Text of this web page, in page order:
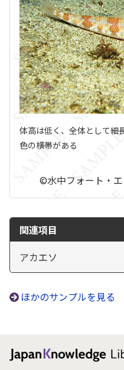
体高は低く、全体として細
色の横帯がある
©水中フォート・
関連項目
アカエソ
ほかのサンプルを見る